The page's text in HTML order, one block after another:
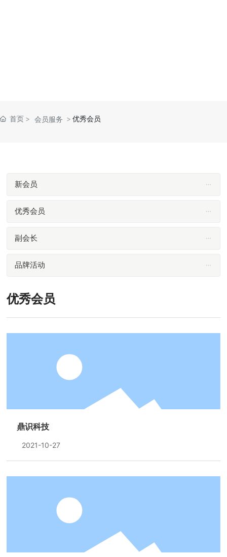
首页 会员服务 优秀会员
新会员
优秀会员
副会长
品牌活动
优秀会员
鼎识科技
2021-10-27